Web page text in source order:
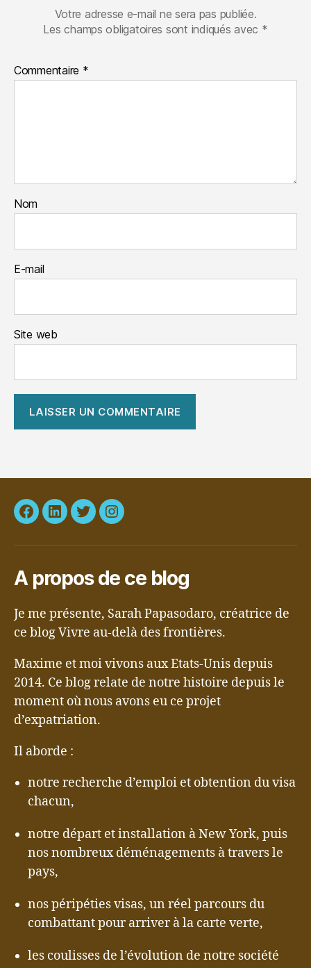
Votre adresse e-mail ne sera pas publiée.
Les champs obligatoires sont indiqués avec *
Commentaire *
Nom
E-mail
Site web
Facebook
LinkedInTwitterInstagram
A propos de ce blog
Je me présente, Sarah Papasodaro, créatrice de
ce blog Vivre au-delà des frontières.
Maxime et moi vivons aux Etats-Unis depuis
2014. Ce blog relate de notre histoire depuis le
moment où nous avons eu ce projet
d’expatriation.
Il aborde :
notre recherche d’emploi et obtention du visa
chacun,
notre départ et installation à New York, puis
nos nombreux déménagements à travers le
pays,
nos péripéties visas, un réel parcours du
combattant pour arriver à la carte verte,
les coulisses de l’évolution de notre société